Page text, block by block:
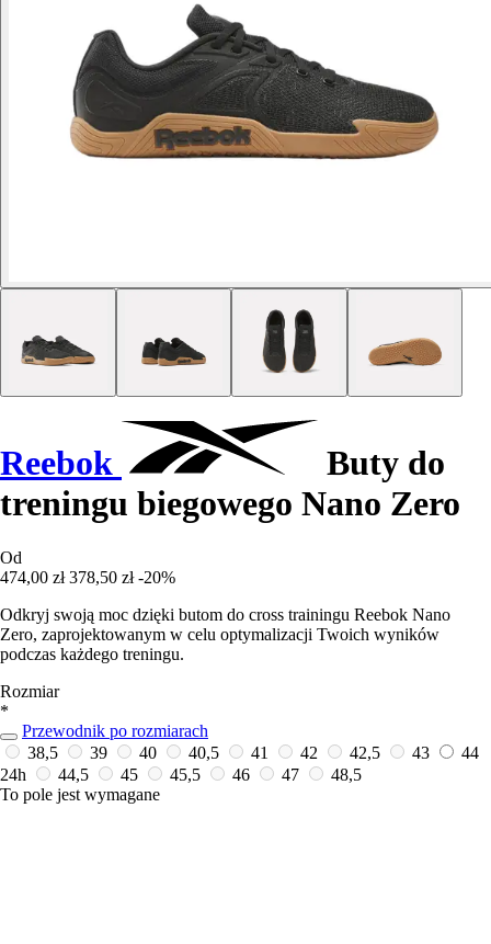
Reebok
Buty do
treningu biegowego Nano Zero
Od
474,00 zł 378,50 zł -20%
Odkryj swoją moc dzięki butom do cross trainingu Reebok Nano
Zero, zaprojektowanym w celu optymalizacji Twoich wyników
podczas każdego treningu.
Rozmiar
*
Przewodnik po rozmiarach
38,5
39 40 40,5 41 42 42,5 43
44
24h
44,5 45 45,5 46 47
48,5
To pole jest wymagane